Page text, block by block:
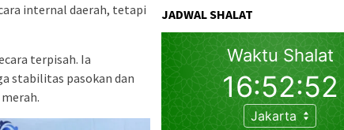
internal daerah, tetapi
terpisah. Ia
stabilitas pasokan dan
JADWAL SHALAT